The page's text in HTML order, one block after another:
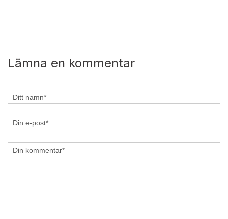
Lämna en kommentar